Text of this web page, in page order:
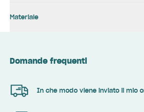
Materiale
Domande frequenti
In che modo viene inviato il mio